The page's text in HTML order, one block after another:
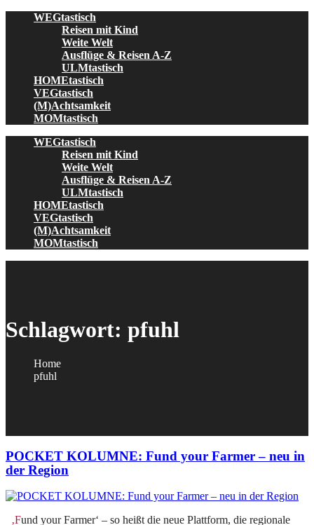
WEGtastisch
Reisen mit Kind
Weite Welt
Ausflüge & Reisen A-Z
ULMtastisch
HOMEtastisch
VEGtastisch
(M)Achtsamkeit
MOMtastisch
WEGtastisch
Reisen mit Kind
Weite Welt
Ausflüge & Reisen A-Z
ULMtastisch
HOMEtastisch
VEGtastisch
(M)Achtsamkeit
MOMtastisch
Schlagwort: pfuhl
Home
pfuhl
POCKET KOLUMNE: Fund your Farmer – neu in
der Region
‚Fund your Farmer‘ – so heißt die neue Plattform, die regionale